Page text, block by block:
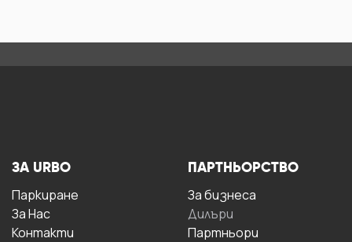
ЗА URBO
Паркиране
За Hас
Контакти
ПАРТНЬОРСТВО
За бизнесa
Дилъри
Партньори